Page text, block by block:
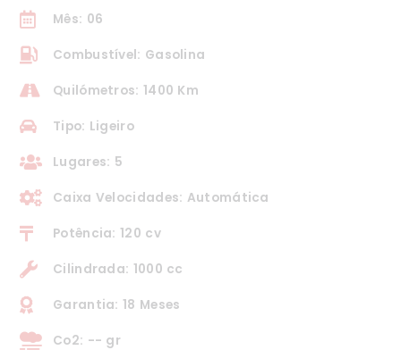
Mês: 06
Combustível: Gasolina
Quilómetros: 1400 Km
Tipo: Ligeiro
Lugares: 5
Caixa Velocidades: Automática
Potência: 120 cv
Cilindrada: 1000 cc
Garantia: 18 Meses
Co2: -- gr